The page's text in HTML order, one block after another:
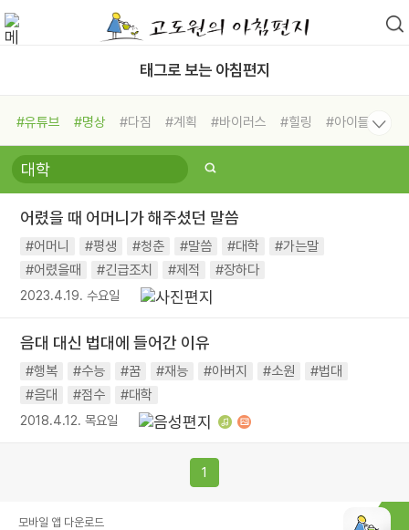
태그로 보는 아침편지
#유튜브 #명상 #다짐 #계획 #바이러스 #힐링
#아이들
#비전캠프
#독서캠프 #삶
#희망
#나눔 #친구 #링컨학교
#독서
#건강 #면역력
어렸을 때 어머니가 해주셨던 말씀
#어머니 #평생 #청춘 #말씀 #대학
#가는말
#어렸을때
#긴급조치 #제적 #장하다
2023.4.19. 수요일
음대 대신 법대에 들어간 이유
#행복 #수능 #꿈 #재능 #아버지 #소원
#법대
#음대
#점수 #대학
2018.4.12. 목요일
1
모바일 앱 다운로드